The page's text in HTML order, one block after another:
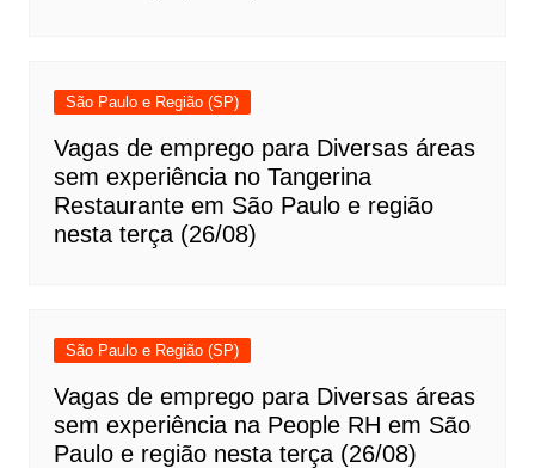
São Paulo e Região (SP)
Vagas de emprego para Diversas áreas
sem experiência no Tangerina
Restaurante em São Paulo e região
nesta terça (26/08)
São Paulo e Região (SP)
Vagas de emprego para Diversas áreas
sem experiência na People RH em São
Paulo e região nesta terça (26/08)